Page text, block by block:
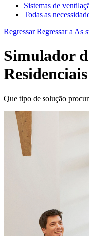
Sistemas de
Todas as
Regressar Regressar a As
Simulador
Residenciais
Que tipo de solução